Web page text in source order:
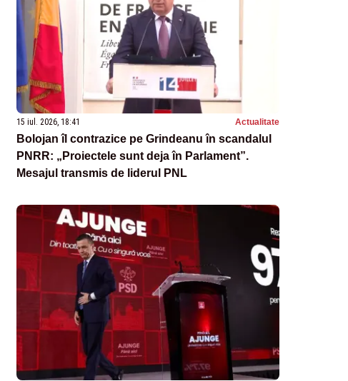
15 iul. 2026, 18:41 Actualitate
Bolojan îl contrazice pe Grindeanu în scandalul
PNRR: „Proiectele sunt deja în Parlament”.
Mesajul transmis de liderul PNL